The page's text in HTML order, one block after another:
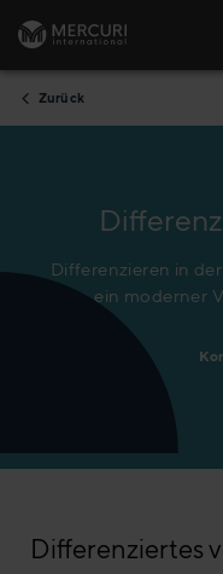
Zum Inhalt
Zurück
Differenzieren in
ein moderner
Differenziertes